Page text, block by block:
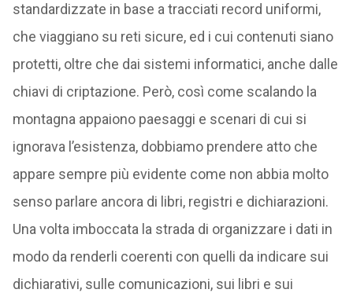
standardizzate in base a tracciati record uniformi,
che viaggiano su reti sicure, ed i cui contenuti siano
protetti, oltre che dai sistemi informatici, anche dalle
chiavi di criptazione. Però, così come scalando la
montagna appaiono paesaggi e scenari di cui si
ignorava l’esistenza, dobbiamo prendere atto che
appare sempre più evidente come non abbia molto
senso parlare ancora di libri, registri e dichiarazioni.
Una volta imboccata la strada di organizzare i dati in
modo da renderli coerenti con quelli da indicare sui
dichiarativi, sulle comunicazioni, sui libri e sui